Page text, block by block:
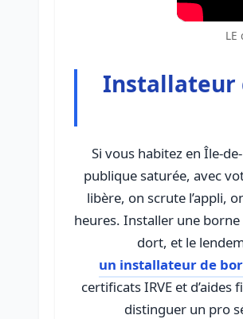
Installateur
Si vous habitez en Île-
publique saturée, avec
libère, on scrute l’appli,
heures. Installer une
un installateur de
certificats IRVE et d’aides
distinguer un pro